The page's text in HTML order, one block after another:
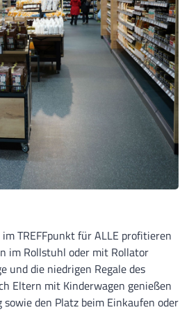
TREFFpunkt für ALLE profitieren
im Rollstuhl oder mit Rollator
und die niedrigen Regale des
Eltern mit Kinderwagen genießen
den Platz beim Einkaufen oder